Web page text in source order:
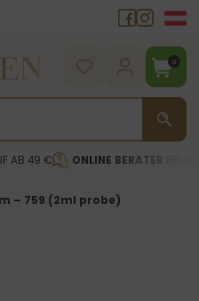
0
AB 49 € ONLINE BERATER
– 759 (2ml probe)